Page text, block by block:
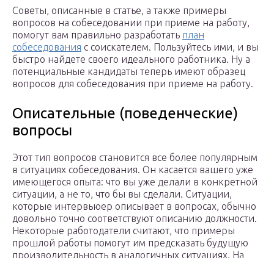
Советы, описанные в статье, а также примеры
вопросов на собеседовании при приеме на работу,
помогут вам правильно разработать план
собеседования с соискателем. Пользуйтесь ими, и вы
быстро найдете своего идеального работника. Ну а
потенциальные кандидаты теперь имеют образец
вопросов для собеседования при приеме на работу.
Описательные (поведенческие)
вопросы
Этот тип вопросов становится все более популярным
в ситуациях собеседования. Он касается вашего уже
имеющегося опыта: что вы уже делали в конкретной
ситуации, а не то, что бы вы сделали. Ситуации,
которые интервьюер описывает в вопросах, обычно
довольно точно соответствуют описанию должности.
Некоторые работодатели считают, что примеры
прошлой работы помогут им предсказать будущую
производительность в аналогичных ситуациях. На